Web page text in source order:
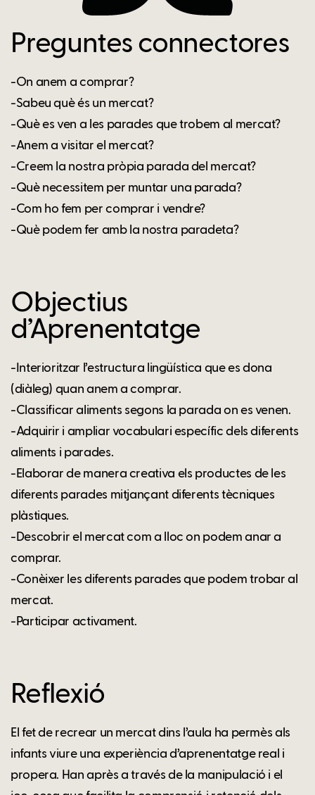
Preguntes connectores
-On anem a comprar?
-Sabeu què és un mercat?
-Què es ven a les parades que trobem al mercat?
-Anem a visitar el mercat?
-Creem la nostra pròpia parada del mercat?
-Què necessitem per muntar una parada?
-Com ho fem per comprar i vendre?
-Què podem fer amb la nostra paradeta?
Objectius
d’Aprenentatge
-Interioritzar l’estructura lingüística que es dona
(diàleg) quan anem a comprar.
-Classificar aliments segons la parada on es venen.
-Adquirir i ampliar vocabulari específic dels diferents
aliments i parades.
-Elaborar de manera creativa els productes de les
diferents parades mitjançant diferents tècniques
plàstiques.
-Descobrir el mercat com a lloc on podem anar a
comprar.
-Conèixer les diferents parades que podem trobar al
mercat.
-Participar activament.
Reflexió
El fet de recrear un mercat dins l’aula ha permès als
infants viure una experiència d’aprenentatge real i
propera. Han après a través de la manipulació i el